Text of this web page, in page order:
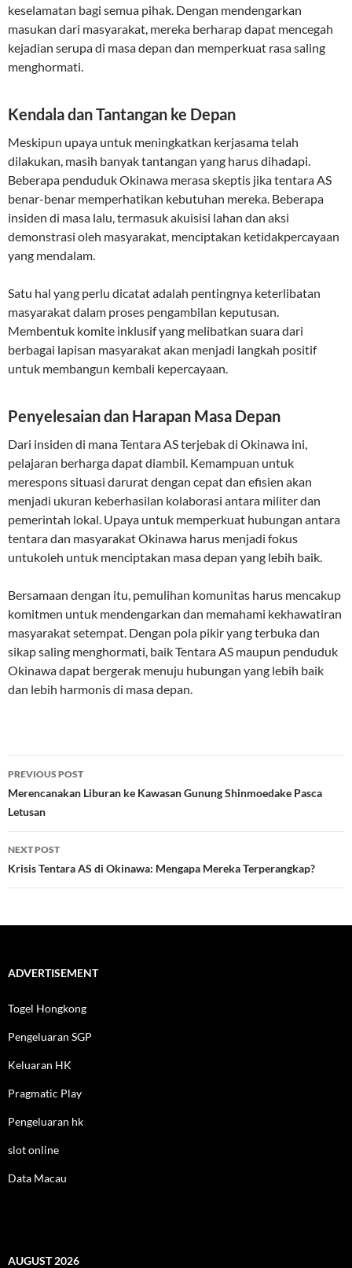
keselamatan bagi semua pihak. Dengan mendengarkan
masukan dari masyarakat, mereka berharap dapat mencegah
kejadian serupa di masa depan dan memperkuat rasa saling
menghormati.
Kendala dan Tantangan ke Depan
Meskipun upaya untuk meningkatkan kerjasama telah
dilakukan, masih banyak tantangan yang harus dihadapi.
Beberapa penduduk Okinawa merasa skeptis jika tentara AS
benar-benar memperhatikan kebutuhan mereka. Beberapa
insiden di masa lalu, termasuk akuisisi lahan dan aksi
demonstrasi oleh masyarakat, menciptakan ketidakpercayaan
yang mendalam.
Satu hal yang perlu dicatat adalah pentingnya keterlibatan
masyarakat dalam proses pengambilan keputusan.
Membentuk komite inklusif yang melibatkan suara dari
berbagai lapisan masyarakat akan menjadi langkah positif
untuk membangun kembali kepercayaan.
Penyelesaian dan Harapan Masa Depan
Dari insiden di mana Tentara AS terjebak di Okinawa ini,
pelajaran berharga dapat diambil. Kemampuan untuk
merespons situasi darurat dengan cepat dan efisien akan
menjadi ukuran keberhasilan kolaborasi antara militer dan
pemerintah lokal. Upaya untuk memperkuat hubungan antara
tentara dan masyarakat Okinawa harus menjadi fokus
untukoleh untuk menciptakan masa depan yang lebih baik.
Bersamaan dengan itu, pemulihan komunitas harus mencakup
komitmen untuk mendengarkan dan memahami kekhawatiran
masyarakat setempat. Dengan pola pikir yang terbuka dan
sikap saling menghormati, baik Tentara AS maupun penduduk
Okinawa dapat bergerak menuju hubungan yang lebih baik
dan lebih harmonis di masa depan.
Post
navigation
PREVIOUS POST
Merencanakan Liburan ke Kawasan Gunung Shinmoedake Pasca
Letusan
NEXT POST
Krisis Tentara AS di Okinawa: Mengapa Mereka Terperangkap?
ADVERTISEMENT
Togel Hongkong
Pengeluaran SGP
Keluaran HK
Pragmatic Play
Pengeluaran hk
slot online
Data Macau
AUGUST 2026